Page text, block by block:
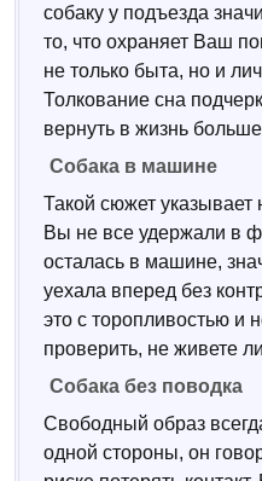
собаку у подъезда
то, что охраняет Ваш
не только быта, но и
Толкование сна
вернуть в жизнь
Собака в машине
Такой сюжет
Вы не все удержали в
осталась в машине,
уехала вперед без
это с торопливостью и
проверить, не живете
Собака без поводка
Свободный образ
одной стороны, он